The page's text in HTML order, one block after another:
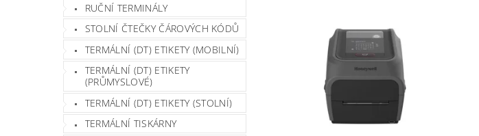
RUČNÍ TERMINÁLY
STOLNÍ ČTEČKY ČÁROVÝCH KÓDŮ
TERMÁLNÍ (DT) ETIKETY (MOBILNÍ)
TERMÁLNÍ (DT) ETIKETY
(PRŮMYSLOVÉ)
TERMÁLNÍ (DT) ETIKETY (STOLNÍ)
TERMÁLNÍ TISKÁRNY